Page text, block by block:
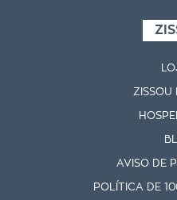
ZISSOU
AVISO DE
POLÍTICA DE